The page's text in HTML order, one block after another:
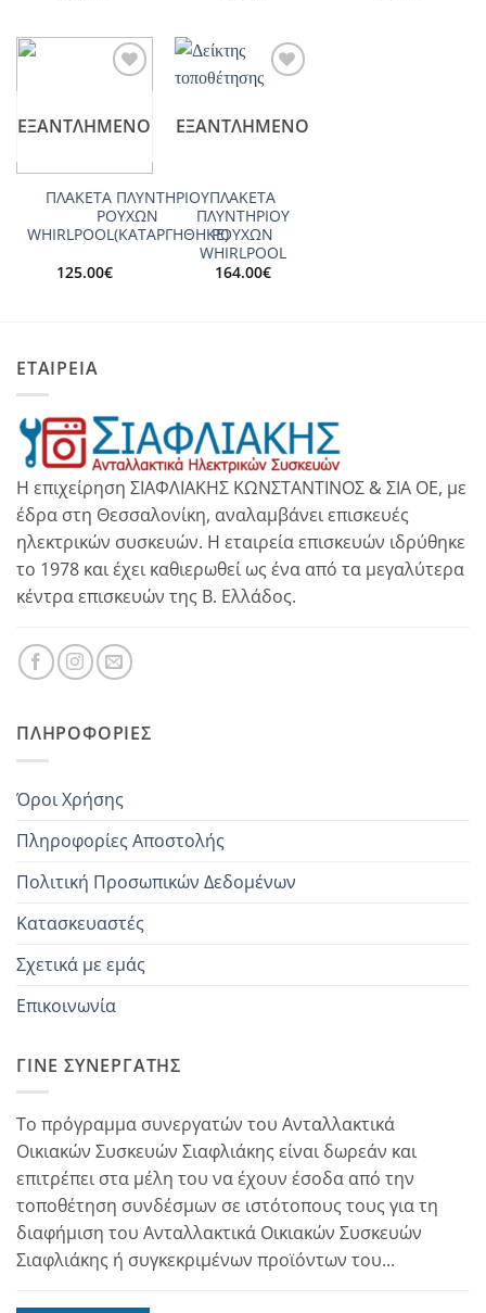
ΕΞΑΝΤΛΗΜΈΝΟ
ΠΛΑΚΕΤΑ ΠΛΥΝΤΗΡΙΟΥ
ΡΟΥΧΩΝ
WHIRLPOOL(ΚΑΤΑΡΓΗΘΗΚΕ)
125.00€
Add to
ΕΞΑΝΤΛΗΜΈΝΟ
ΠΛΑΚΕΤΑ
ΠΛΥΝΤΗΡΙΟΥ
ΡΟΥΧΩΝ
WHIRLPOOL
164.00€
ΕΤΑΙΡΕΙΑ
Η επιχείρηση ΣΙΑΦΛΙΑΚΗΣ ΚΩΝΣΤΑΝΤΙΝΟΣ & ΣΙΑ ΟΕ, με
έδρα στη Θεσσαλονίκη, αναλαμβάνει επισκευές
ηλεκτρικών συσκευών. Η εταιρεία επισκευών ιδρύθηκε
το 1978 και έχει καθιερωθεί ως ένα από τα μεγαλύτερα
κέντρα επισκευών της Β. Ελλάδος.
ΠΛΗΡΟΦΟΡΊΕΣ
Όροι Χρήσης
Πληροφορίες Αποστολής
Πολιτική Προσωπικών Δεδομένων
Κατασκευαστές
Σχετικά με εμάς
Επικοινωνία
ΓΊΝΕ ΣΥΝΕΡΓΆΤΗΣ
Το πρόγραμμα συνεργατών του Ανταλλακτικά
Οικιακών Συσκευών Σιαφλιάκης είναι δωρεάν και
επιτρέπει στα μέλη του να έχουν έσοδα από την
τοποθέτηση συνδέσμων σε ιστότοπους τους για τη
διαφήμιση του Ανταλλακτικά Οικιακών Συσκευών
Σιαφλιάκης ή συγκεκριμένων προϊόντων του...